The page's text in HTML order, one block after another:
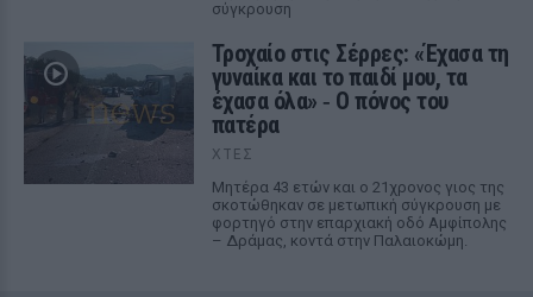
σύγκρουση
Τροχαίο στις Σέρρες: «Έχασα τη
γυναίκα και το παιδί μου, τα
έχασα όλα» ‑ Ο πόνος του
πατέρα
ΧΤΕΣ
Μητέρα 43 ετών και ο 21χρονος γιος της
σκοτώθηκαν σε μετωπική σύγκρουση με
φορτηγό στην επαρχιακή οδό Αμφίπολης
– Δράμας, κοντά στην Παλαιοκώμη.